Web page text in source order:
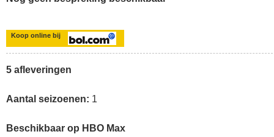
Koop online bij
5 afleveringen
Aantal seizoenen: 1
Beschikbaar op HBO Max